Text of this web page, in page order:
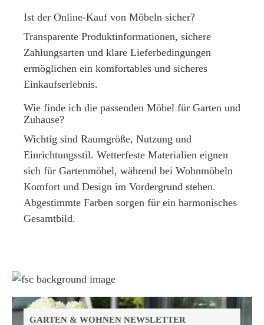
Ist der Online-Kauf von Möbeln sicher?
Transparente Produktinformationen, sichere
Zahlungsarten und klare Lieferbedingungen
ermöglichen ein komfortables und sicheres
Einkaufserlebnis.
Wie finde ich die passenden Möbel für Garten und
Zuhause?
Wichtig sind Raumgröße, Nutzung und
Einrichtungsstil. Wetterfeste Materialien eignen
sich für Gartenmöbel, während bei Wohnmöbeln
Komfort und Design im Vordergrund stehen.
Abgestimmte Farben sorgen für ein harmonisches
Gesamtbild.
Wir sind FSC® zertifiziert
GARTEN & WOHNEN NEWSLETTER